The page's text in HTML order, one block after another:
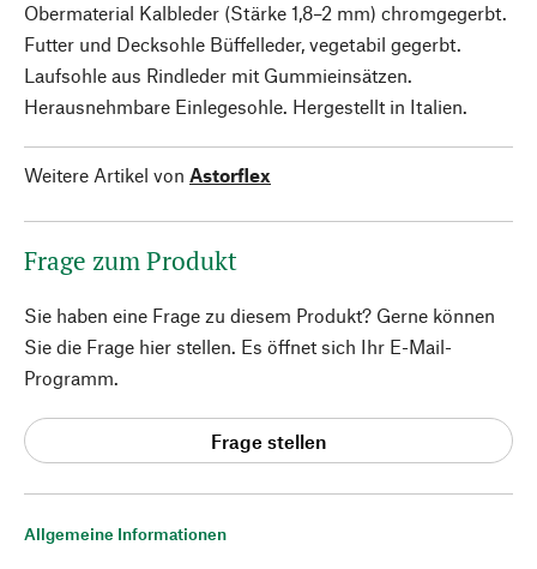
Allgemeine Informationen
Obermaterial Kalbleder (Stärke 1,8–2 mm) chromgegerbt.
Futter und Decksohle Büffelleder, vegetabil gegerbt.
Laufsohle aus Rindleder mit Gummieinsätzen.
Herausnehmbare Einlegesohle. Hergestellt in Italien.
Weitere Artikel von Astorflex
Frage zum Produkt
Sie haben eine Frage zu diesem Produkt? Gerne können
Sie die Frage hier stellen. Es öffnet sich Ihr E-Mail-
Programm.
Frage stellen